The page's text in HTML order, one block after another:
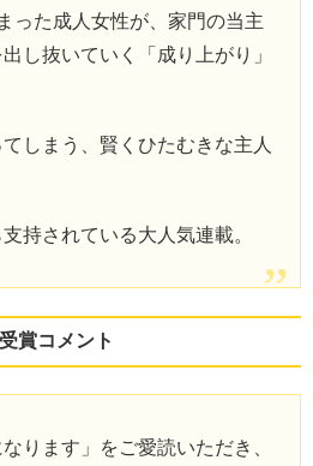
った成人女性が、家門の当主
し抜いていく「成り上がり」
しまう、賢くひたむきな主人
持されている大人気連載。
賞コメント
ります」をご愛読いただき、